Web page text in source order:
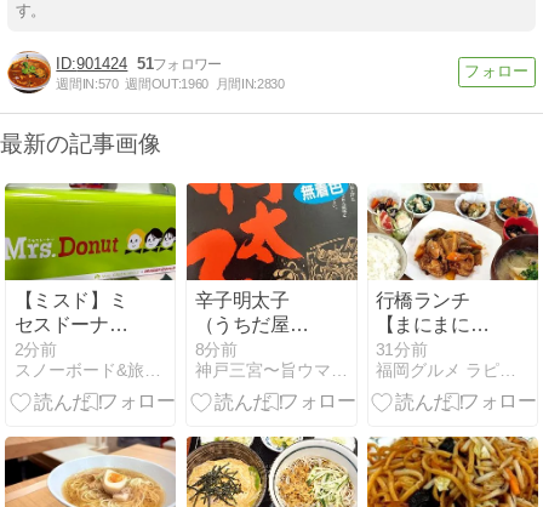
す。
901424 51
週間IN:570 週間OUT:1960 月間IN:2830
最新の記事画像
【ミスド】ミ
セスドーナツ
買ってみた。
Mrs.Green
Appleとミス
がコラボ！
2分前
スノーボード&旅行＆美味しいもの！万歳\(^o^)／
辛子明太子
（うちだ屋）
～旨１４１０
～
8分前
神戸三宮〜旨ウマ日記
行橋ランチ
【まにまに
Cafe 】お子さ
ま連れにも優
しいカフェ
31分前
福岡グルメ ラピスの素敵なランチめぐり…